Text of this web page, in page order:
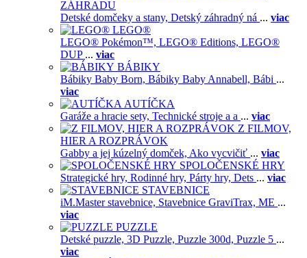
ZÁHRADU
Detské domčeky a stany, Detský záhradný ná ... viac
LEGO®
LEGO® Pokémon™, LEGO® Editions, LEGO®
DUP ... viac
BÁBIKY
Bábiky Baby Born, Bábiky Baby Annabell, Bábi ...
viac
AUTÍČKA
Garáže a hracie sety, Technické stroje a a ... viac
Z FILMOV,
HIER A ROZPRÁVOK
Gabby a jej kúzelný domček, Ako vycvičiť ... viac
SPOLOČENSKÉ HRY
Strategické hry, Rodinné hry, Párty hry, Dets ... viac
STAVEBNICE
iM.Master stavebnice, Stavebnice GraviTrax, ME ...
viac
PUZZLE
Detské puzzle, 3D Puzzle, Puzzle 300d, Puzzle 5 ...
viac